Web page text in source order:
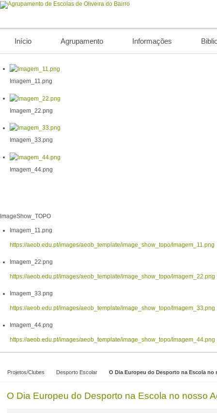
Início Agrupamento Informações
Imagem_11.png
Imagem_22.png
Imagem_33.png
Imagem_44.png
ImageShow_TOPO
Imagem_11.png
https://aeob.edu.pt/images/aeob_template/image_show_topo/Imagem_11.png
Imagem_22.png
https://aeob.edu.pt/images/aeob_template/image_show_topo/Imagem_22.png
Imagem_33.png
https://aeob.edu.pt/images/aeob_template/image_show_topo/Imagem_33.png
Imagem_44.png
https://aeob.edu.pt/images/aeob_template/image_show_topo/Imagem_44.png
Projetos/Clubes Desporto Escolar O Dia Europeu do Desporto na Escola
O Dia Europeu do Desporto na Escola no nosso